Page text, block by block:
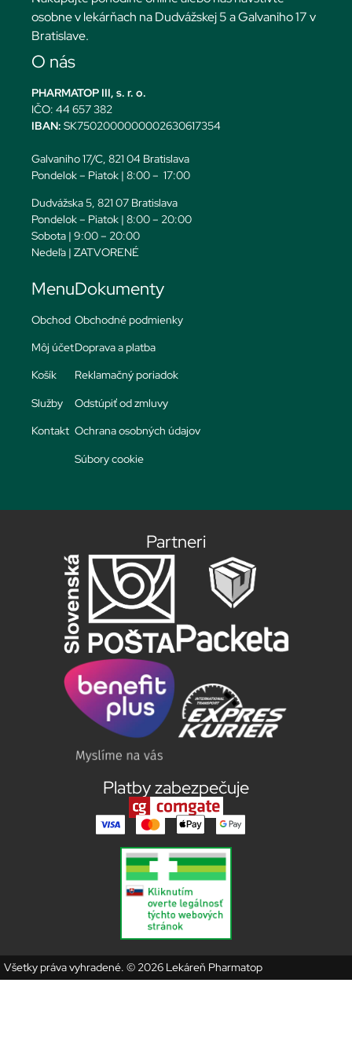
osobne v lekárňach na Dudvážskej 5 a Galvaniho 17 v
Bratislave.
O nás
PHARMATOP III, s. r. o.
IČO: 44 657 382
IBAN: SK7502000000002630617354
Galvaniho 17/C, 821 04 Bratislava
Pondelok – Piatok | 8:00 – 17:00
Dudvážska 5, 821 07 Bratislava
Pondelok – Piatok | 8:00 – 20:00
Sobota | 9:00 – 20:00
Nedeľa | ZATVORENÉ
Menu
Obchod
Môj účet
Košík
Služby
Kontakt
Dokumenty
Obchodné podmienky
Doprava a platba
Reklamačný poriadok
Odstúpiť od zmluvy
Ochrana osobných údajov
Súbory cookie
Partneri
Platby zabezpečuje
Všetky práva vyhradené. © 2026 Lekáreň Pharmatop